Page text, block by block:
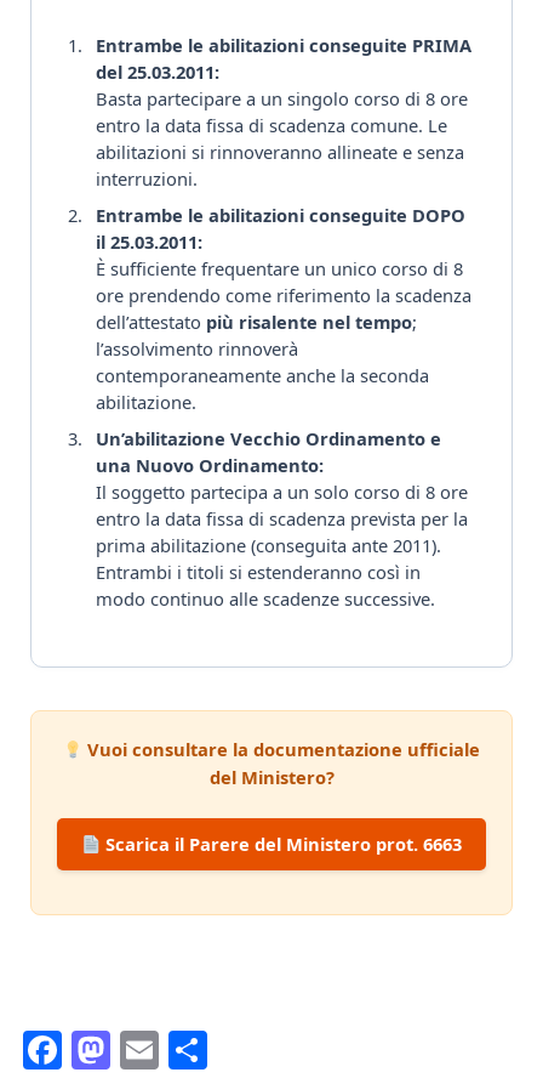
Entrambe le abilitazioni conseguite PRIMA
del 25.03.2011:
Basta partecipare a un singolo corso di 8 ore
entro la data fissa di scadenza comune. Le
abilitazioni si rinnoveranno allineate e senza
interruzioni.
Entrambe le abilitazioni conseguite DOPO
il 25.03.2011:
È sufficiente frequentare un unico corso di 8
ore prendendo come riferimento la scadenza
dell’attestato più risalente nel tempo;
l’assolvimento rinnoverà
contemporaneamente anche la seconda
abilitazione.
Un’abilitazione Vecchio Ordinamento e
una Nuovo Ordinamento:
Il soggetto partecipa a un solo corso di 8 ore
entro la data fissa di scadenza prevista per la
prima abilitazione (conseguita ante 2011).
Entrambi i titoli si estenderanno così in
modo continuo alle scadenze successive.
Vuoi consultare la documentazione ufficiale
del Ministero?
Scarica il Parere del Ministero prot. 6663
Fa M
E